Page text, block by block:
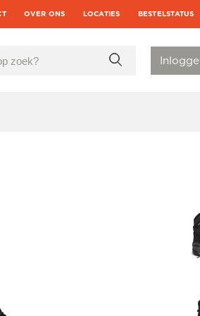
OVER ONS LOCATIES BESTELSTATUS